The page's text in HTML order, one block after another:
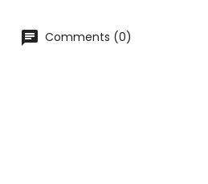
Comments (0)